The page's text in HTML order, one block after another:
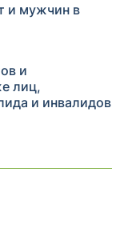
и мужчин в
и
лиц,
и инвалидов